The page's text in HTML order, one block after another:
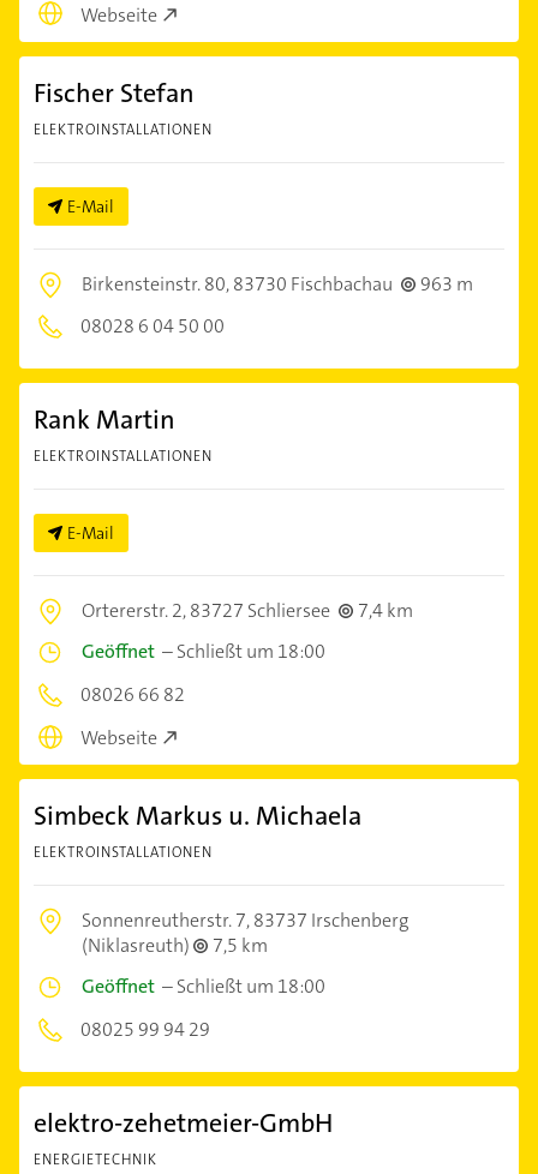
Webseite
Fischer Stefan
ELEKTROINSTALLATIONEN
E-Mail
Birkensteinstr. 80,83730 Fischbachau
963 m
08028 6 04 50 00
Rank Martin
ELEKTROINSTALLATIONEN
E-Mail
Ortererstr. 2,83727 Schliersee
7,4 km
Geöffnet –Schließt um 18:00
08026 66 82
Webseite
Simbeck Markus u. Michaela
ELEKTROINSTALLATIONEN
Sonnenreutherstr. 7,83737 Irschenberg
(Niklasreuth)
7,5 km
Geöffnet –Schließt um 18:00
08025 99 94 29
elektro-zehetmeier-GmbH
ENERGIETECHNIK